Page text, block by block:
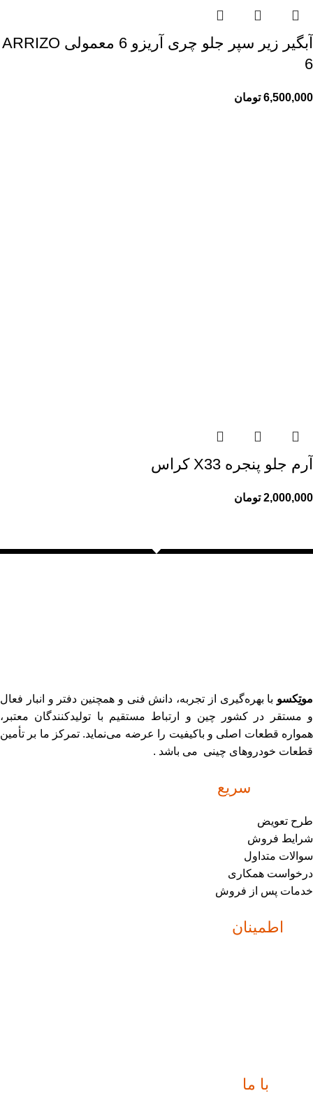
آبگیر زیر سپر جلو چری آریزو 6 معمولی ARRIZO
6
6,500,000 تومان
آرم جلو پنجره X33 کراس
2,000,000 تومان
موتِکسو با بهره‌گیری از تجربه، دانش فنی و همچنین دفتر و انبار فعال
و مستقر در کشور چین و ارتباط مستقیم با تولیدکنندگان معتبر،
همواره قطعات اصلی و باکیفیت را عرضه می‌نماید. تمرکز ما بر تأمین
قطعات خودروهای چینی می باشد .
سریع
طرح تعویض
شرایط فروش
سوالات متداول
درخواست همکاری
خدمات پس از فروش
اطمینان
با ما